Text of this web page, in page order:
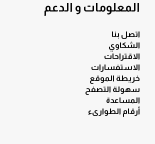
المعلومات و الدعم
اتصل بنا
الشكاوي
الاقتراحات
الاستفسارات
خريطة الموقع
سهولة التصفح
المساعدة
أرقام الطوارىء